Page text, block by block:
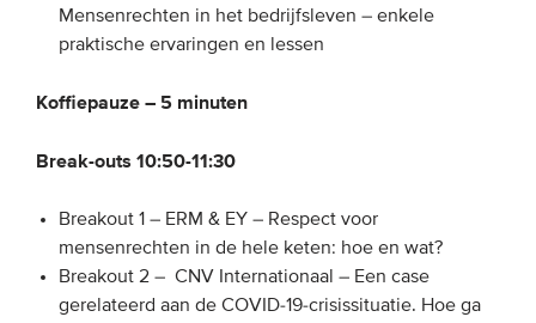
Mensenrechten in het bedrijfsleven – enkele
praktische ervaringen en lessen
Koffiepauze – 5 minuten
Break-outs 10:50-11:30
Breakout 1 – ERM & EY – Respect voor
mensenrechten in de hele keten: hoe en wat?
Breakout 2 – CNV Internationaal – Een case
gerelateerd aan de COVID-19-crisissituatie. Hoe ga